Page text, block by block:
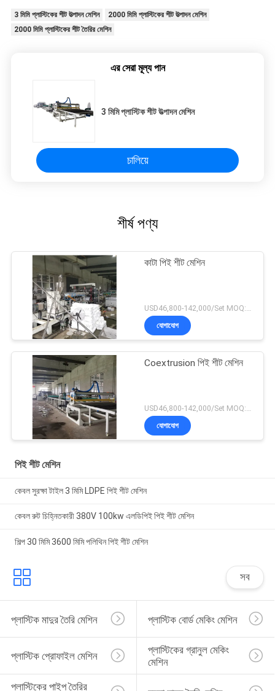
3 মিমি প্লাস্টিকের শীট উত্পাদন মেশিন
2000 মিমি প্লাস্টিকের শীট উত্পাদন মেশিন
2000 মিমি প্লাস্টিকের শীট তৈরির মেশিন
এর সেরা মূল্য পান
3 মিমি প্লাস্টিক শীট উত্পাদন মেশিন
চালিয়ে
শীর্ষ পণ্য
কাটা পিই শীট মেশিন
USD46,800-142,000/Set MOQ:1 সেট
যোগাযোগ
Coextrusion পিই শীট মেশিন
যোগাযোগ
পিই শীট মেশিন
কেবল সুরক্ষা টাইল 3 মিমি LDPE পিই শীট মেশিন
কেবল রুট চিহ্নিতকারী 380V 100kw এলডিপিই পিই শীট মেশিন
শিল্প 30 মিমি 3600 মিমি পলিথিন পিই শীট মেশিন
সব
প্লাস্টিক মাদুর তৈরি মেশিন প্লাস্টিক বোর্ড মেকিং মেশিন
প্লাস্টিক প্রোফাইল মেশিন
প্লাস্টিকের গ্রানুল মেকিং
মেশিন
প্লাস্টিকের পাইপ তৈরির